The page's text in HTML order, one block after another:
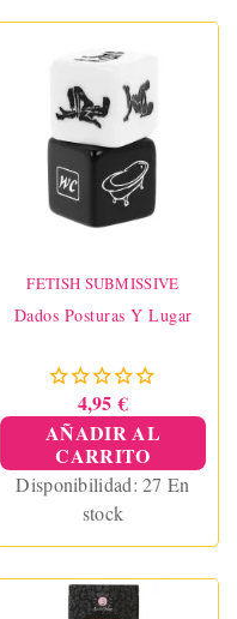
FETISH SUBMISSIVE
Dados Posturas Y Lugar
4,95 €
AÑADIR AL
CARRITO
Disponibilidad:27 En
stock